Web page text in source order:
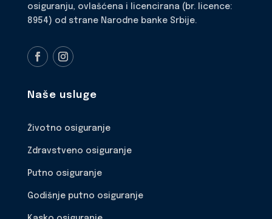
osiguranju, ovlašćena i licencirana (br. licence:
8954) od strane Narodne banke Srbije.
Naše usluge
Životno osiguranje
Zdravstveno osiguranje
Putno osiguranje
Godišnje putno osiguranje